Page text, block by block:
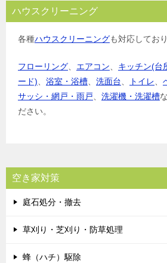
ハウスクリーニング
各種ハウスクリーニングも対応してお
フローリング エアコン キッチン(台
ード)
浴室・浴槽 洗面台 トイレ
サッシ・網戸・雨戸
洗濯機・洗濯槽
ださい。
空き家対策
庭石処分・撤去
草刈り・芝刈り・防草処理
蜂（ハチ）駆除